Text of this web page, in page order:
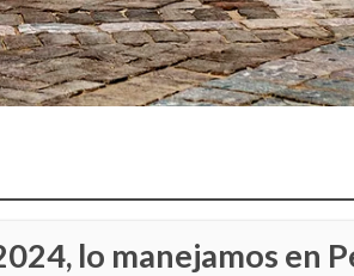
lo manejamos en